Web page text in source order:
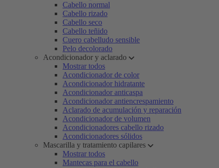
Cabello normal
Cabello rizado
Cabello seco
Cabello teñido
Cuero cabelludo sensible
Pelo decolorado
Acondicionador y aclarado
Mostrar todos
Acondicionador de color
Acondicionador hidratante
Acondicionador anticaspa
Acondicionador antiencrespamiento
Aclarado de acumulación y reparación
Acondicionador de volumen
Acondicionadores cabello rizado
Acondicionadores sólidos
Mascarilla y tratamiento capilares
Mostrar todos
Mantecas para el cabello